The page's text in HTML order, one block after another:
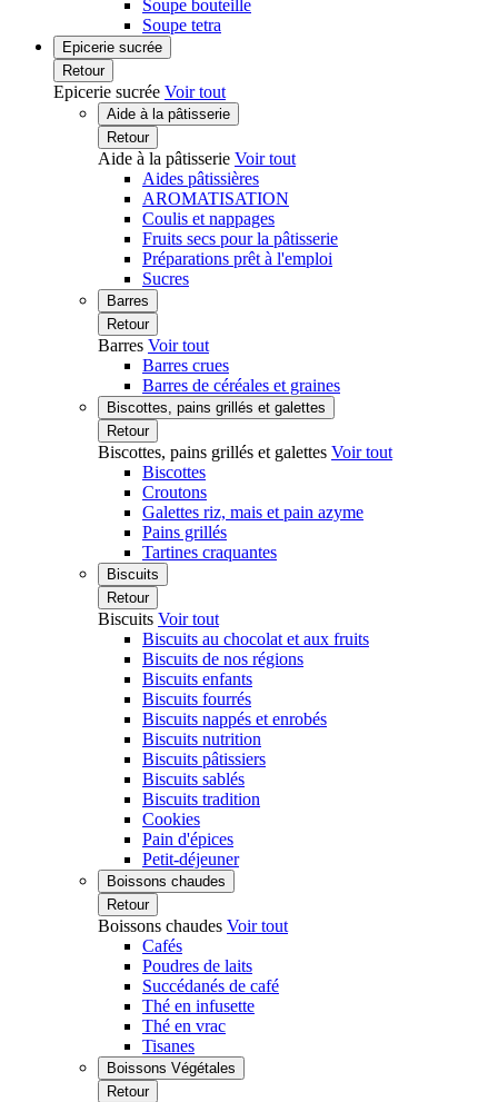
Soupe bouteille
Soupe tetra
Epicerie sucrée
Retour
Epicerie sucrée Voir tout
Aide à la pâtisserie
Retour
Aide à la pâtisserie Voir tout
Aides pâtissières
AROMATISATION
Coulis et nappages
Fruits secs pour la pâtisserie
Préparations prêt à l'emploi
Sucres
Barres
Retour
Barres Voir tout
Barres crues
Barres de céréales et graines
Biscottes, pains grillés et galettes
Retour
Biscottes, pains grillés et galettes Voir tout
Biscottes
Croutons
Galettes riz, mais et pain azyme
Pains grillés
Tartines craquantes
Biscuits
Retour
Biscuits Voir tout
Biscuits au chocolat et aux fruits
Biscuits de nos régions
Biscuits enfants
Biscuits fourrés
Biscuits nappés et enrobés
Biscuits nutrition
Biscuits pâtissiers
Biscuits sablés
Biscuits tradition
Cookies
Pain d'épices
Petit-déjeuner
Boissons chaudes
Retour
Boissons chaudes Voir tout
Cafés
Poudres de laits
Succédanés de café
Thé en infusette
Thé en vrac
Tisanes
Boissons Végétales
Retour